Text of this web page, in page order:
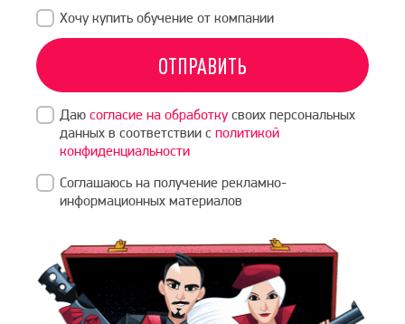
Хочу купить обучение от компании
ОТПРАВИТЬ
Даю согласие на обработкусвоих персональных
данных в соответствии с политикой
конфиденциальности
Соглашаюсь на получение рекламно-
информационных материалов